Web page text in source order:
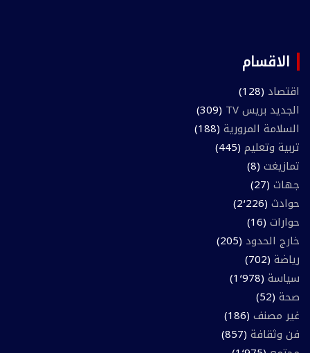
الاقسام
اقتصاد (128)
الجديد بريس TV
(309)
السلامة المرورية (188)
تربية وتعليم (445)
تمازيغت (8)
جهات (27)
حوادث (2٬226)
حوارات (16)
خارج الحدود (205)
رياضة (702)
سياسة (1٬978)
صحة (52)
غير مصنف (186)
فن وثقافة (857)